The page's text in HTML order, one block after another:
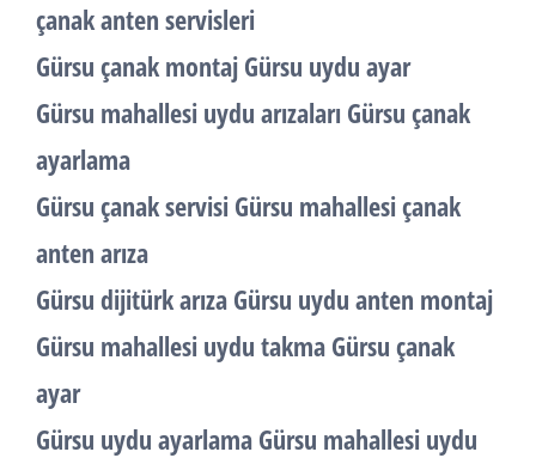
çanak anten servisleri
Gürsu çanak montaj Gürsu uydu ayar
Gürsu mahallesi uydu arızaları Gürsu çanak
ayarlama
Gürsu çanak servisi Gürsu mahallesi çanak
anten arıza
Gürsu dijitürk arıza Gürsu uydu anten montaj
Gürsu mahallesi uydu takma Gürsu çanak
ayar
Gürsu uydu ayarlama Gürsu mahallesi uydu